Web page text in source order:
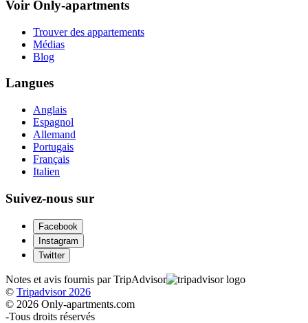
Voir Only-apartments
Trouver des appartements
Médias
Blog
Langues
Anglais
Espagnol
Allemand
Portugais
Français
Italien
Suivez-nous sur
Facebook
Instagram
Twitter
Notes et avis fournis par TripAdvisor
© Tripadvisor 2026
© 2026 Only-apartments.com
-Tous droits réservés